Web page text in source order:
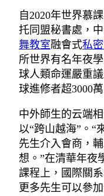
自2020年世界慕
托同盟秘書處，
舞教室融會式私
所世界有名年夜
球人類命運嚴重
球進修者超3000萬
中外師生的云端
以“跨山越海”。“
先生介入會商，
想。”在清華年夜
課程上，國際關
更多先生可以參